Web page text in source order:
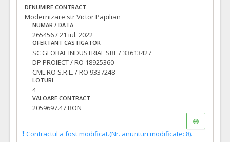
DENUMIRE CONTRACT
Modernizare str Victor Papilian
NUMAR / DATA
265456 / 21 iul. 2022
OFERTANT CASTIGATOR
SC GLOBAL INDUSTRIAL SRL / 33613427
DP PROIECT / RO 18925360
CML.RO S.R.L. / RO 9337248
LOTURI
4
VALOARE CONTRACT
2059697.47 RON
Contractul a fost modificat.(Nr. anunturi modificate: 8).